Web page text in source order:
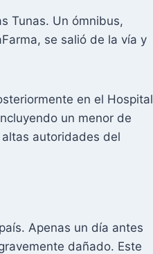
Tunas. Un ómnibus,
se salió de la vía y
en el Hospital
un menor de
autoridades del
Apenas un día antes
dañado. Este